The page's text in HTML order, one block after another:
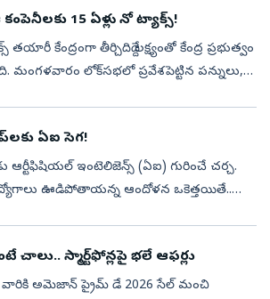
కంపెనీలకు 15 ఏళ్లు నో ట్యాక్స్‌!
తయారీ కేంద్రంగా తీర్చిదిద్దే లక్ష్యంతో కేంద్ర ప్రభుత్వం
మంగళవారం లోక్‌సభలో ప్రవేశపెట్టిన పన్నులు,
ఏఐ సెగ!
ఆర్టీఫిషియల్‌ ఇంటెలిజెన్స్‌ (ఏఐ) గురించే చర్చ.
ఊడిపోతాయన్న ఆందోళన ఒకెత్తయితే..
చాలు.. స్మార్ట్‌ఫోన్లపై భలే ఆఫర్లు
వారికి అమెజాన్ ప్రైమ్ డే 2026 సేల్ మంచి